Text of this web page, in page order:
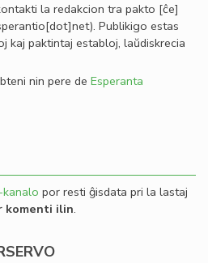
la redakcion tra pakto [ĉe]
. Publikigo estas
kaj paktintaj establoj, laŭdiskrecia
nin pere de Esperanta
por resti ĝisdata pri la lastaj
komenti ilin.